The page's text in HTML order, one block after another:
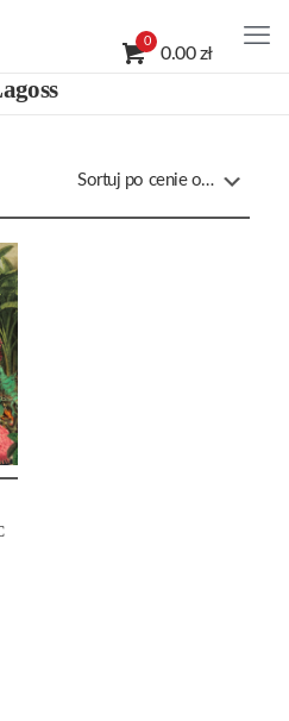
0
0.00 zł